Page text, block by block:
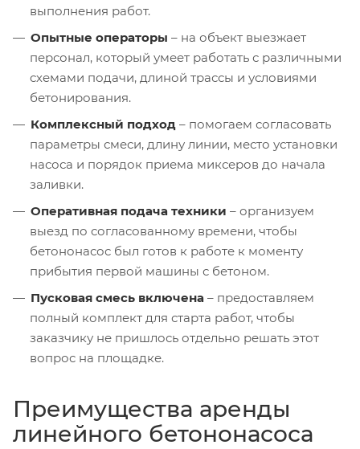
выполнения работ.
Опытные операторы – на объект выезжает
персонал, который умеет работать с различными
схемами подачи, длиной трассы и условиями
бетонирования.
Комплексный подход – помогаем согласовать
параметры смеси, длину линии, место установки
насоса и порядок приема миксеров до начала
заливки.
Оперативная подача техники – организуем
выезд по согласованному времени, чтобы
бетононасос был готов к работе к моменту
прибытия первой машины с бетоном.
Пусковая смесь включена – предоставляем
полный комплект для старта работ, чтобы
заказчику не пришлось отдельно решать этот
вопрос на площадке.
Преимущества аренды
линейного бетононасоса